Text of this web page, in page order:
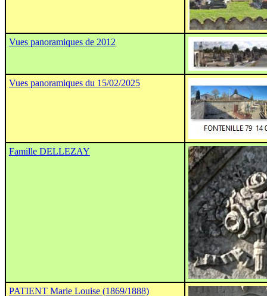
Vues panoramiques de 2012
Vues panoramiques du 15/02/2025
Famille DELLEZAY
PATIENT Marie Louise (1869/1888)